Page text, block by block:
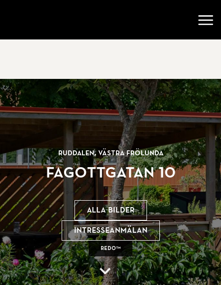
Ruddalen, VÄSTRA FRÖLUNDA
Fagottgatan 10
REDO™
Alla bilder
Intresseanmälan